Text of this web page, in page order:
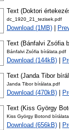
Text (Doktori
dc_1920_21_tezisek.pdf
Download (1MB)
Text (Bánfalvi Zsófia
Bánfalvi Zsófia bírálata.pdf
Download (144kB)
Text (Janda Tibor
Janda Tibor bírálata.pdf
Download (470kB)
Text (Kiss György
Kiss György Botond
Download (656kB)